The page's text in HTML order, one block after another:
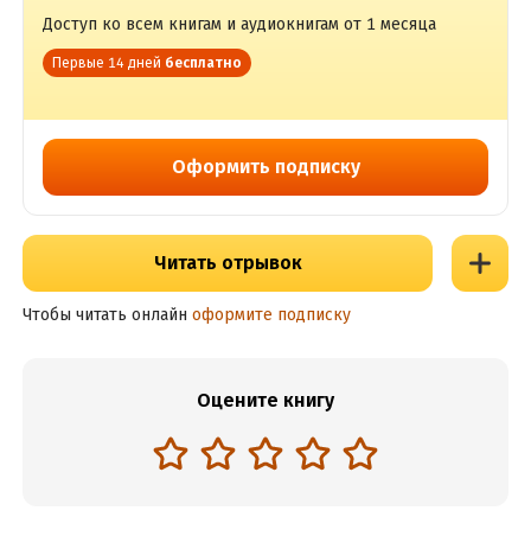
Доступ ко всем книгам и аудиокнигам от 1 месяца
Первые 14 дней бесплатно
Оформить подписку
Читать отрывок
Чтобы читать онлайн оформите подписку
Оцените книгу